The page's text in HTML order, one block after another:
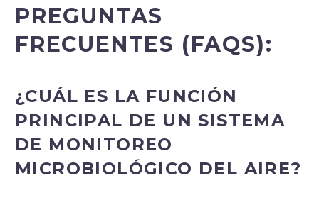
PREGUNTAS
FRECUENTES (FAQS):
¿CUÁL ES LA FUNCIÓN
PRINCIPAL DE UN SISTEMA
DE MONITOREO
MICROBIOLÓGICO DEL AIRE?